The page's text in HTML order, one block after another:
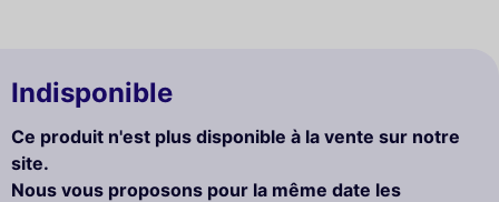
Indisponible
Ce produit n'est plus disponible à la vente sur notre
site.
Nous vous proposons pour la même date les